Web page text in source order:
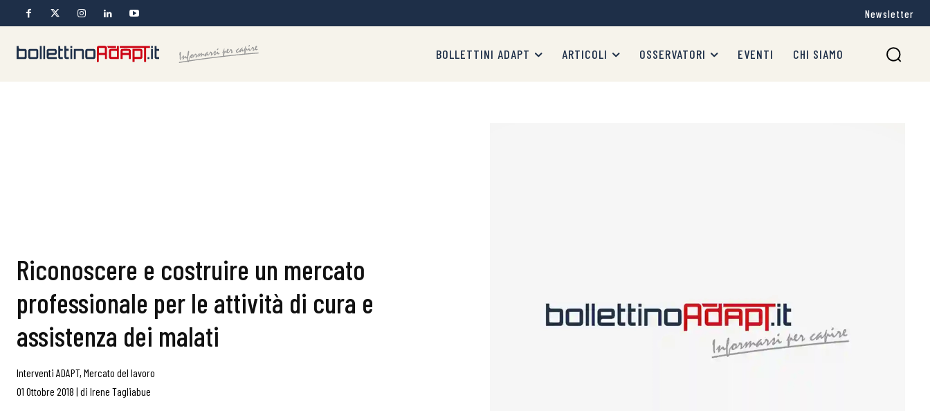
Newsletter
BOLLETTINI ADAPT ARTICOLI OSSERVATORI EVENTI CHI SIAMO
Riconoscere e costruire un mercato
professionale per le attività di cura e
assistenza dei malati
Interventi ADAPT, Mercato del lavoro
01 Ottobre 2018 | di Irene Tagliabue